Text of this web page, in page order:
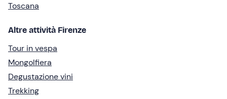
Toscana
Altre attività Firenze
Tour in vespa
Mongolfiera
Degustazione vini
Trekking